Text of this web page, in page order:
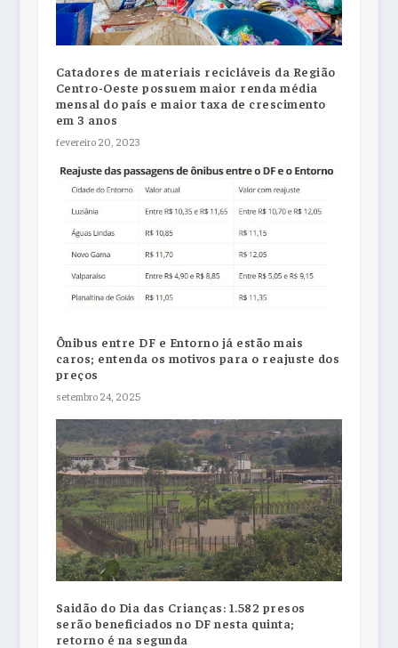
Catadores de materiais recicláveis da Região
Centro-Oeste possuem maior renda média
mensal do país e maior taxa de crescimento
em 3 anos
fevereiro 20, 2023
Ônibus entre DF e Entorno já estão mais
caros; entenda os motivos para o reajuste dos
preços
setembro 24, 2025
Saidão do Dia das Crianças: 1.582 presos
serão beneficiados no DF nesta quinta;
retorno é na segunda